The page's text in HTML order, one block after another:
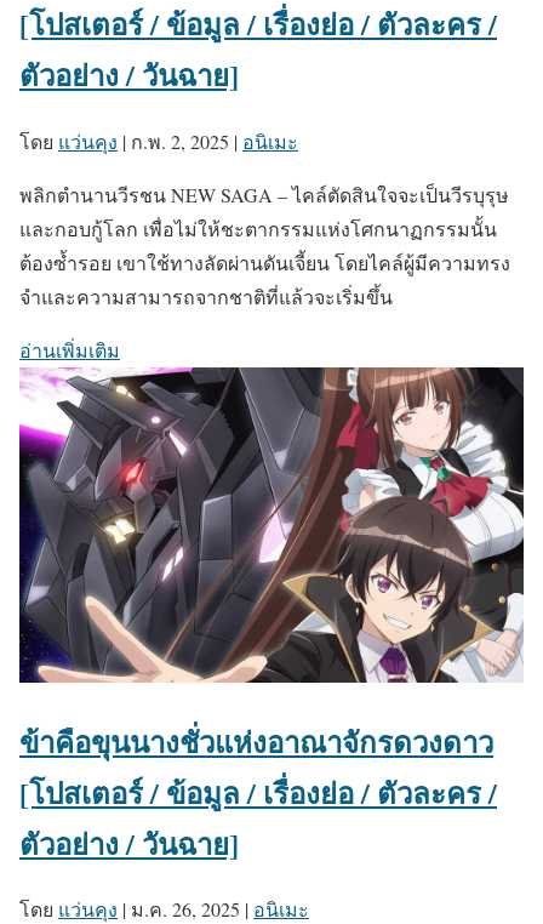
[โปสเตอร์ / ข้อมูล / เรื่องย่อ / ตัวละคร /
ตัวอย่าง / วันฉาย]
โดย แว่นคุง | ก.พ. 2, 2025 | อนิเมะ
พลิกตำนานวีรชน NEW SAGA – ไคล์ตัดสินใจจะเป็นวีรบุรุษ
และกอบกู้โลก เพื่อไม่ให้ชะตากรรมแห่งโศกนาฏกรรมนั้น
ต้องซ้ำรอย เขาใช้ทางลัดผ่านดันเจี้ยน โดยไคล์ผู้มีความทรง
จำและความสามารถจากชาติที่แล้วจะเริ่มขึ้น
อ่านเพิ่มเติม
ข้าคือขุนนางชั่วแห่งอาณาจักรดวงดาว
[โปสเตอร์ / ข้อมูล / เรื่องย่อ / ตัวละคร /
ตัวอย่าง / วันฉาย]
โดย แว่นคุง | ม.ค. 26, 2025 | อนิเมะ